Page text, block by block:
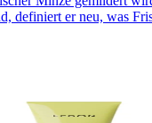
definiert er neu, was